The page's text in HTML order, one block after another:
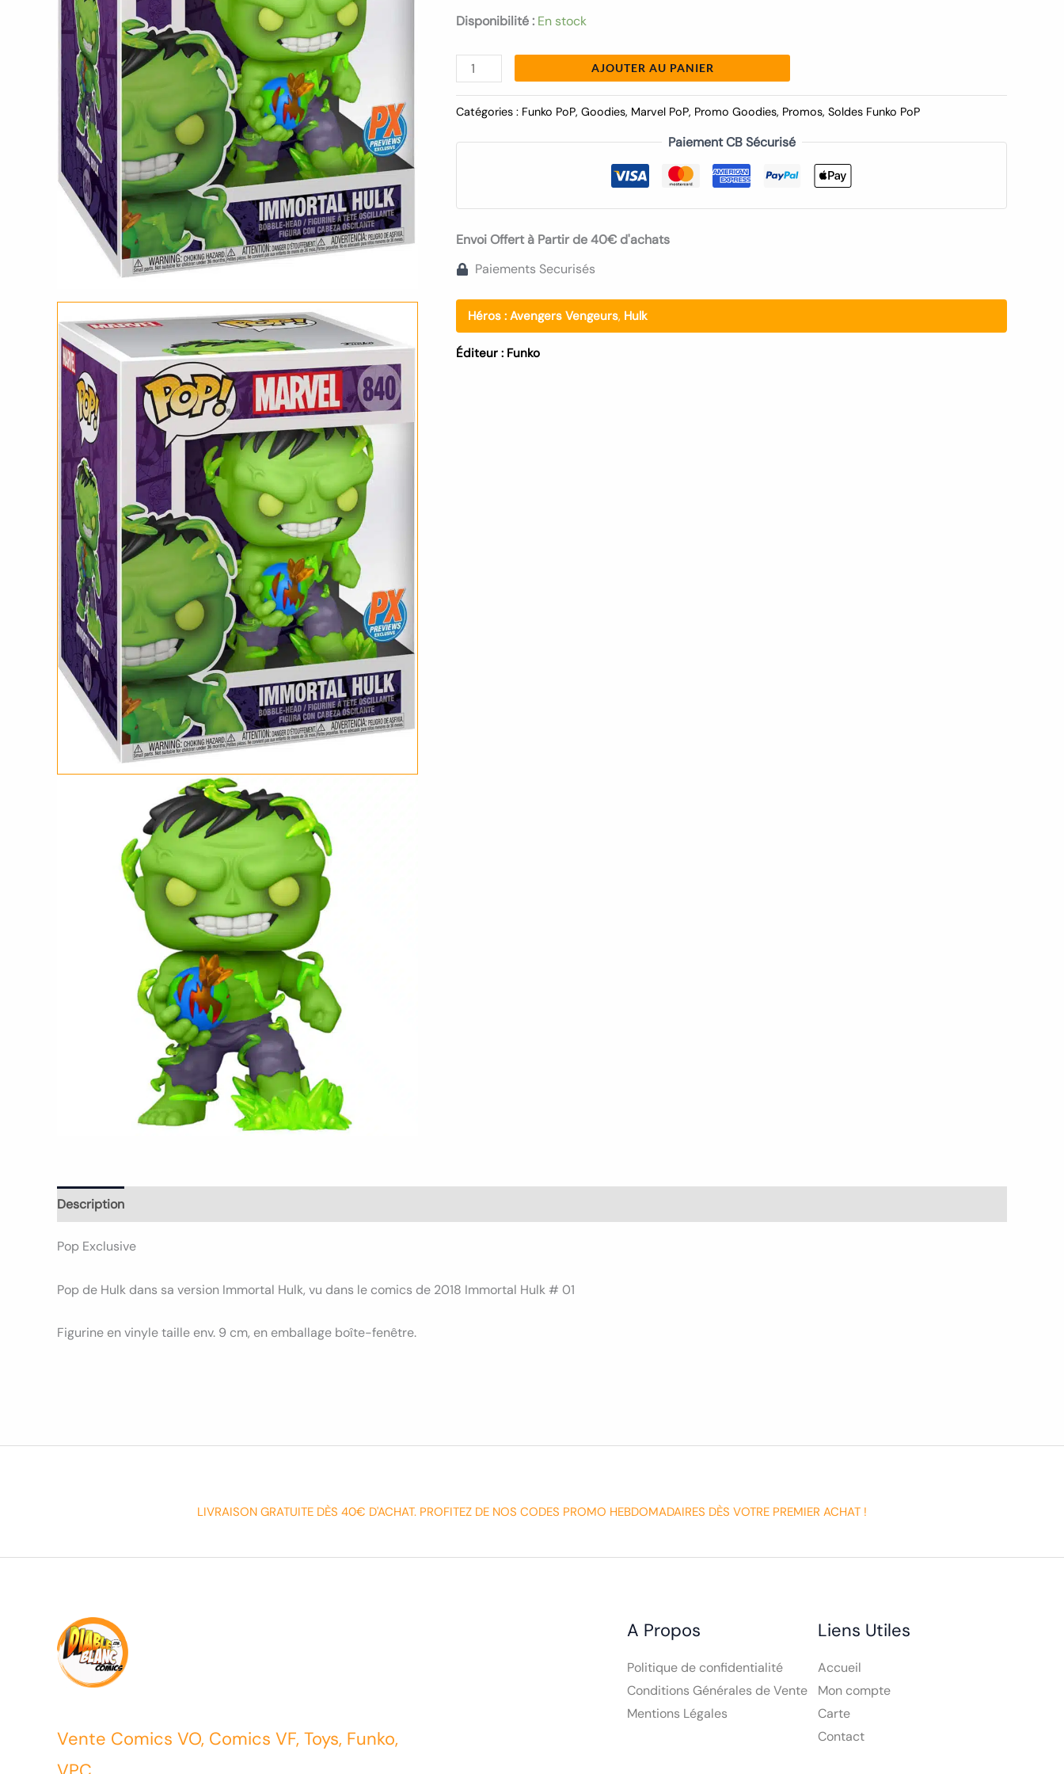
Disponibilité : En stock
AJOUTER AU PANIER
Catégories : Funko PoP, Goodies, Marvel PoP, Promo Goodies, Promos, Soldes Funko PoP
Paiement CB Sécurisé
Envoi Offert à Partir de 40€ d'achats
Paiements Securisés
Héros : Avengers Vengeurs, Hulk
Éditeur : Funko
Description
Pop Exclusive
Pop de Hulk dans sa version Immortal Hulk, vu dans le comics de 2018 Immortal Hulk # 01
Figurine en vinyle taille env. 9 cm, en emballage boîte-fenêtre.
LIVRAISON GRATUITE DÈS 40€ D'ACHAT. PROFITEZ DE NOS CODES PROMO HEBDOMADAIRES DÈS VOTRE PREMIER ACHAT !
Vente Comics VO, Comics VF, Toys, Funko,
A Propos
Politique de confidentialité
Conditions Générales de Vente
Mentions Légales
Liens Utiles
Accueil
Mon compte
Carte
Contact